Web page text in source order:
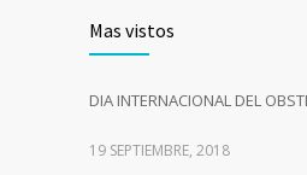
Mas vistos
DIA INTERNACIONAL DEL
19 SEPTIEMBRE, 2018